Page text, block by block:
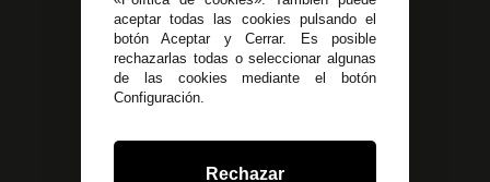
Atendemos Whatsapp
955 44 45 43/955 44 45 44
info@steielectronica.com
Avenida Plaza de Toros,
Local 3 Écija (Sevilla)
aceptar todas las cookies pulsando el
botón Aceptar y Cerrar. Es posible
rechazarlas todas o seleccionar algunas
de las cookies mediante el botón
Configuración.
Rechazar